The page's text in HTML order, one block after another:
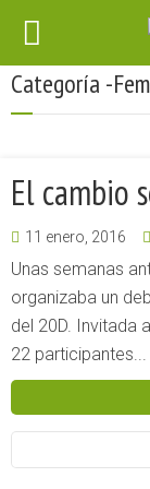
Categoría -
El cambio
11 enero, 2016
Unas semanas
organizaba un
del 20D. Invitada
22 participantes...